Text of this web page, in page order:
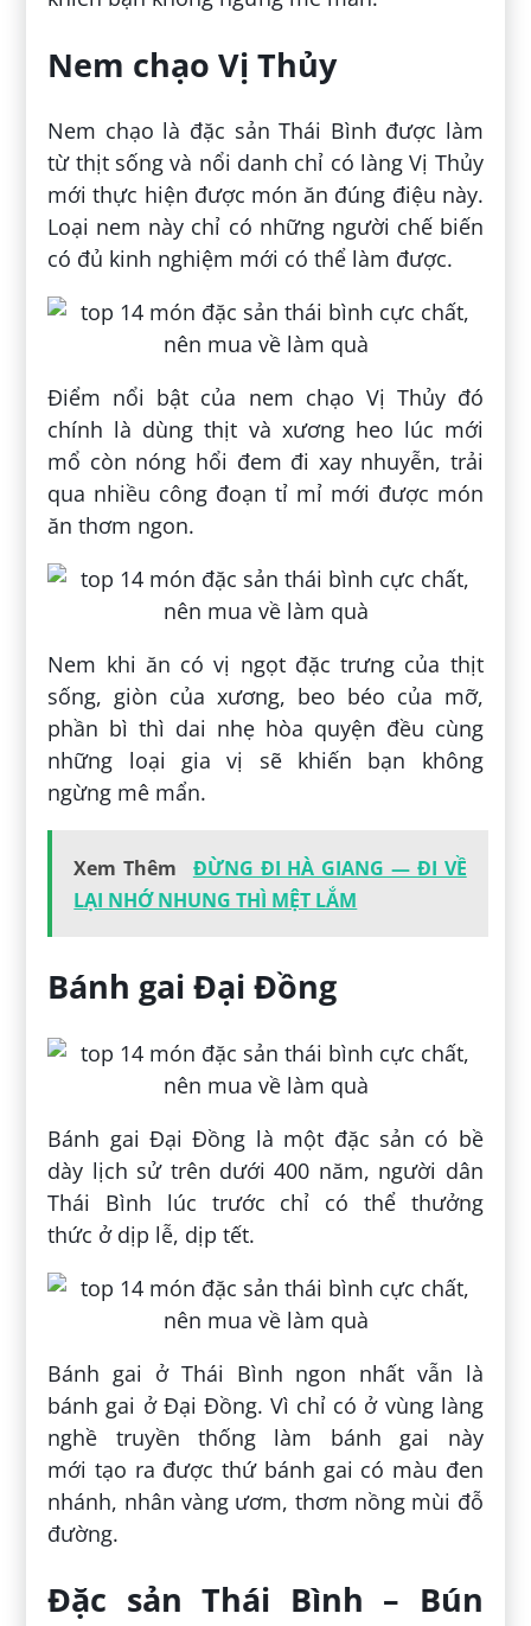
Nem chạo Vị Thủy
Nem chạo là đặc sản Thái Bình được làm
từ thịt sống và nổi danh chỉ có làng Vị Thủy
mới thực hiện được món ăn đúng điệu này.
Loại nem này chỉ có những người chế biến
có đủ kinh nghiệm mới có thể làm được.
Điểm nổi bật của nem chạo Vị Thủy đó
chính là dùng thịt và xương heo lúc mới
mổ còn nóng hổi đem đi xay nhuyễn, trải
qua nhiều công đoạn tỉ mỉ mới được món
ăn thơm ngon.
Nem khi ăn có vị ngọt đặc trưng của thịt
sống, giòn của xương, beo béo của mỡ,
phần bì thì dai nhẹ hòa quyện đều cùng
những loại gia vị sẽ khiến bạn không
ngừng mê mẩn.
Xem Thêm
ĐỪNG ĐI HÀ GIANG — ĐI VỀ
LẠI NHỚ NHUNG THÌ MỆT LẮM
Bánh gai Đại Đồng
Bánh gai Đại Đồng là một đặc sản có bề
dày lịch sử trên dưới 400 năm, người dân
Thái Bình lúc trước chỉ có thể thưởng
thức ở dịp lễ, dịp tết.
Bánh gai ở Thái Bình ngon nhất vẫn là
bánh gai ở Đại Đồng. Vì chỉ có ở vùng làng
nghề truyền thống làm bánh gai này
mới tạo ra được thứ bánh gai có màu đen
nhánh, nhân vàng ươm, thơm nồng mùi đỗ
đường.
Đặc sản Thái Bình – Bún